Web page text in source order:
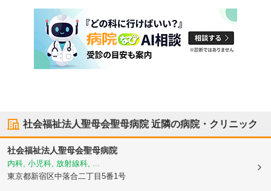
社会福祉法人聖母会聖母病院近隣の病院・クリニック
社会福祉法人聖母会聖母病院
内科, 小児科, 放射線科, ...
東京都新宿区中落合二丁目5番1号